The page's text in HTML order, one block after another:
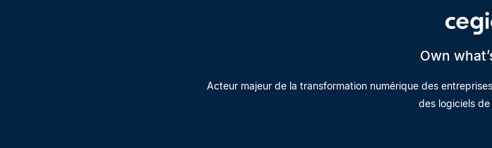
Own
Acteur majeur de la transformation numérique des
des logiciels